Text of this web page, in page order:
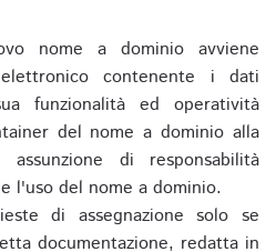
nome a dominio avviene
contenente i dati
funzionalità ed operatività
del nome a dominio alla
di responsabilità
l'uso del nome a dominio.
di assegnazione solo se
documentazione, redatta in